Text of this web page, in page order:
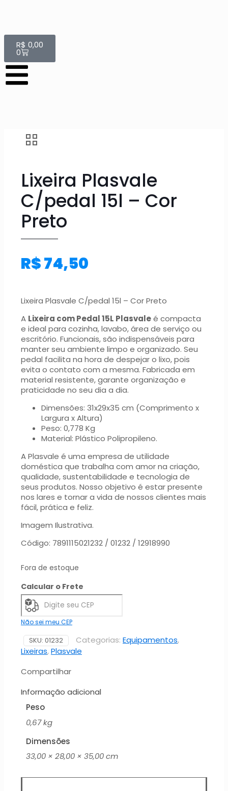
R$ 0,00
0
Lixeira Plasvale
C/pedal 15l – Cor
Preto
R$74,50
Lixeira Plasvale C/pedal 15l – Cor Preto
A Lixeira com Pedal 15L Plasvaleé compacta
e ideal para cozinha, lavabo, área de serviço ou
escritório. Funcionais, são indispensáveis para
manter seu ambiente limpo e organizado. Seu
pedal facilita na hora de despejar o lixo, pois
evita o contato com a mesma. Fabricada em
material resistente, garante organização e
praticidade no seu dia a dia.
Dimensões: 31x29x35 cm (Comprimento x
Largura x Altura)
Peso: 0,778 Kg
Material: Plástico Polipropileno.
A Plasvale é uma empresa de utilidade
doméstica que trabalha com amor na criação,
qualidade, sustentabilidade e tecnologia de
seus produtos. Nosso objetivo é estar presente
nos lares e tornar a vida de nossos clientes mais
fácil, prática e feliz.
Imagem Ilustrativa.
Código: 7891115021232 / 01232 / 12918990
Fora de estoque
Calcular o Frete
Não sei meu CEP
SKU: 01232 Categorias: Equipamentos,
Lixeiras,Plasvale
Compartilhar
Informação adicional
Peso
0,67 kg
Dimensões
33,00 × 28,00 × 35,00 cm